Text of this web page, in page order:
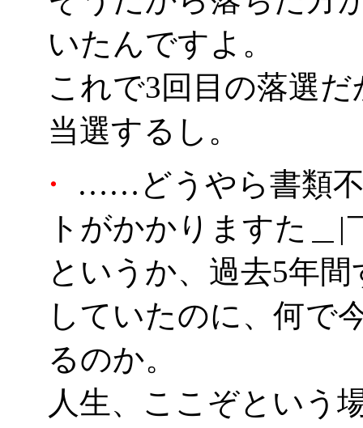
いたんですよ。
これで3回目の落選
当選するし。
・
……どうやら書類
トがかかりますた＿|
というか、過去5年
していたのに、何で
るのか。
人生、ここぞという